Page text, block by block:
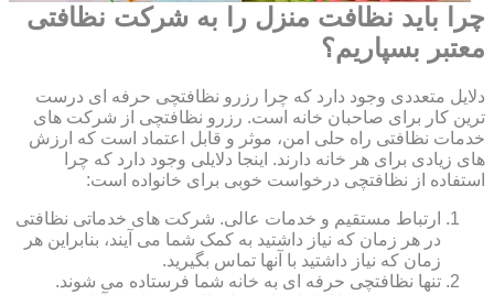
چرا باید نظافت منزل را به شرکت نظافتی
معتبر بسپاریم؟
دلایل متعددی وجود دارد که چرا رزرو نظافتچی حرفه ای درست
ترین کار برای صاحبان خانه است. رزرو نظافتچی از شرکت های
خدمات نظافتی راه حلی امن، موثر و قابل اعتماد است که ارزش
های زیادی برای هر خانه دارند. اینجا دلایلی وجود دارد که چرا
استفاده از نظافتچی درخواست خوبی برای خانواده است:
ارتباط مستقیم و خدمات عالی. شرکت های خدماتی نظافتی
در هر زمان که نیاز داشتید به کمک شما می آیند، بنابراین هر
زمان که نیاز داشتید با آنها تماس بگیرید.
تنها نظافتچی حرفه ای به خانه شما فرستاده می شوند.